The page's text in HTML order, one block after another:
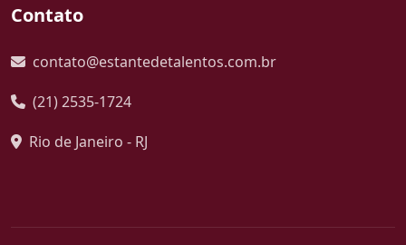
Contato
contato@estantedetalentos.com.br
(21) 2535-1724
Rio de Janeiro - RJ